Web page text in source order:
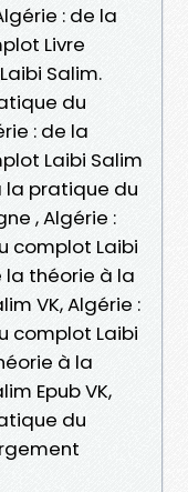
: de la
Livre
Salim.
du
: de la
Laibi Salim
la pratique du
, Algérie :
complot Laibi
la théorie à la
VK, Algérie :
complot Laibi
à la
Epub VK,
du